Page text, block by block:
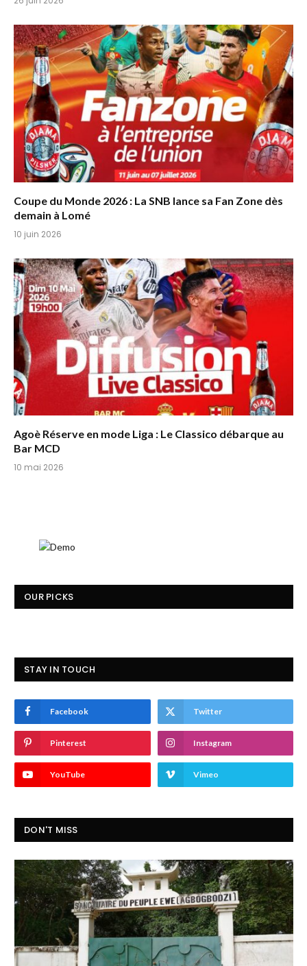
Coupe du Monde 2026 : La SNB lance sa Fan Zone dès
demain à Lomé
10 juin 2026
Agoè Réserve en mode Liga : Le Classico débarque au
Bar MCD
10 mai 2026
OUR PICKS
STAY IN TOUCH
Facebook Twitter
Pinterest Instagram
YouTube Vimeo
DON'T MISS